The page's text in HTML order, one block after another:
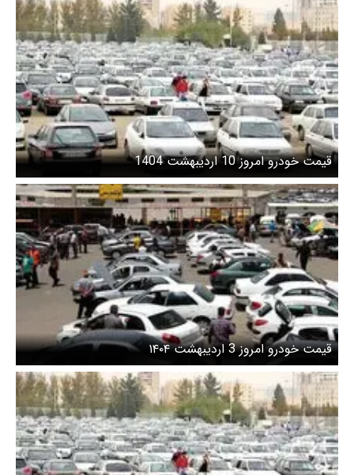
قیمت خودرو امروز 10 اردیبهشت 1404
قیمت خودرو امروز 3 اردیبهشت ۱۴۰۴